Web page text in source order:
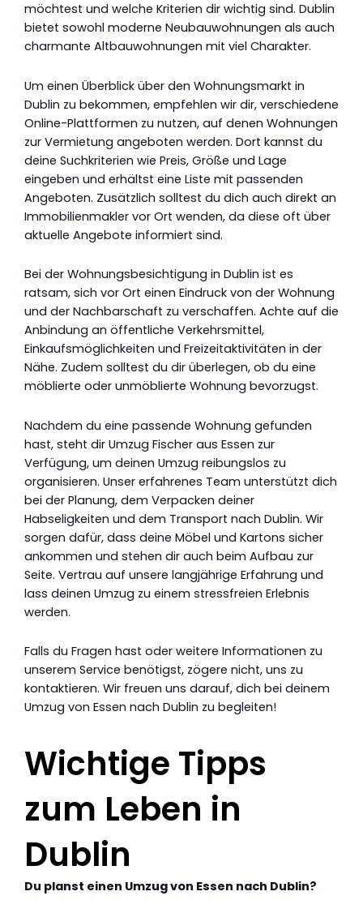
möchtest und welche Kriterien dir wichtig sind. Dublin
bietet sowohl moderne Neubauwohnungen als auch
charmante Altbauwohnungen mit viel Charakter.
Um einen Überblick über den Wohnungsmarkt in
Dublin zu bekommen, empfehlen wir dir, verschiedene
Online-Plattformen zu nutzen, auf denen Wohnungen
zur Vermietung angeboten werden. Dort kannst du
deine Suchkriterien wie Preis, Größe und Lage
eingeben und erhältst eine Liste mit passenden
Angeboten. Zusätzlich solltest du dich auch direkt an
Immobilienmakler vor Ort wenden, da diese oft über
aktuelle Angebote informiert sind.
Bei der Wohnungsbesichtigung in Dublin ist es
ratsam, sich vor Ort einen Eindruck von der Wohnung
und der Nachbarschaft zu verschaffen. Achte auf die
Anbindung an öffentliche Verkehrsmittel,
Einkaufsmöglichkeiten und Freizeitaktivitäten in der
Nähe. Zudem solltest du dir überlegen, ob du eine
möblierte oder unmöblierte Wohnung bevorzugst.
Nachdem du eine passende Wohnung gefunden
hast, steht dir Umzug Fischer aus Essen zur
Verfügung, um deinen Umzug reibungslos zu
organisieren. Unser erfahrenes Team unterstützt dich
bei der Planung, dem Verpacken deiner
Habseligkeiten und dem Transport nach Dublin. Wir
sorgen dafür, dass deine Möbel und Kartons sicher
ankommen und stehen dir auch beim Aufbau zur
Seite. Vertrau auf unsere langjährige Erfahrung und
lass deinen Umzug zu einem stressfreien Erlebnis
werden.
Falls du Fragen hast oder weitere Informationen zu
unserem Service benötigst, zögere nicht, uns zu
kontaktieren. Wir freuen uns darauf, dich bei deinem
Umzug von Essen nach Dublin zu begleiten!
Wichtige Tipps
zum Leben in
Dublin
Du planst einen Umzug von Essen nach Dublin?